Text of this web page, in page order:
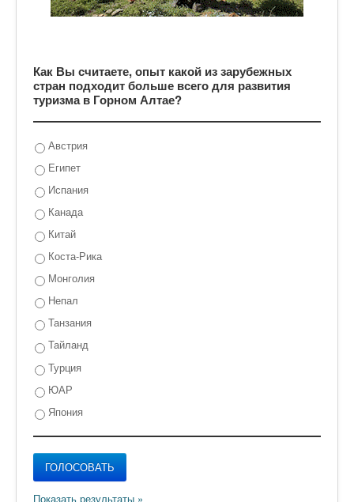
Как Вы считаете, опыт какой из зарубежных
стран подходит больше всего для развития
туризма в Горном Алтае?
Австрия
Египет
Испания
Канада
Китай
Коста-Рика
Монголия
Непал
Танзания
Тайланд
Турция
ЮАР
Япония